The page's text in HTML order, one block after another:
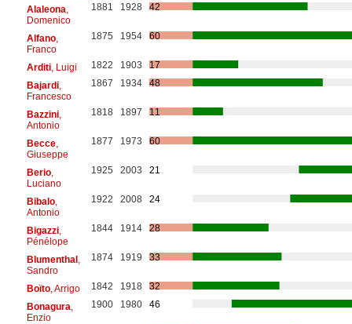
Alaleona
Domenico
1881 1928 42
Alfano,
Franco
1875 1954 60
Arditi, Luigi 1822 1903
17
Bajardi,
Francesco
1867 1934 48
Bazzini,
Antonio
1818 1897 11
Becce,
Giuseppe
1877 1973 60
Berio,
Luciano
1925 2003 21
Bibalo,
Antonio
1922 2008 24
Bigazzi,
Pénélope
1844 1914 28
Blumenthal,
Sandro
1874 1919 33
Boïto, Arrigo 1842 1918
32
Bonagura
Enzio
1900 1980 46